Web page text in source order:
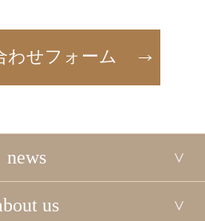
わせフォーム
news
us